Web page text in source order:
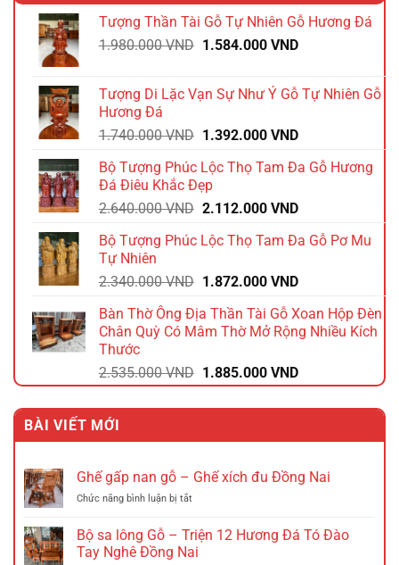
Tượng Thần Tài Gỗ Tự Nhiên Gỗ Hương Đá
1.980.000VND Giá
1.980.000 VND.
1.584.000 VNDGiá
là:
Tượng Di Lặc Vạn Sự Như Ý Gỗ Tự Nhiên Gỗ
Hương Đá
1.740.000VND Giá
là:
1.740.000 VND.
1.392.000 VNDGiá
tại
1.392.000 VND.
Bộ Tượng Phúc Lộc Thọ Tam Đa Gỗ Hương
Đá Điêu Khắc Đẹp
2.640.000VND Giá
là:
2.112.000 VNDGiá
tại
2.112.000 VND.
Bộ Tượng Phúc Lộc Thọ Tam Đa Gỗ Pơ Mu
Tự Nhiên
2.340.000VND Giá
là:
2.340.000 VND.
1.872.000 VNDGiá
tại
là:
Bàn Thờ Ông Địa Thần Tài Gỗ Xoan Hộp Đèn
Chân Quỳ Có Mâm Thờ Mở Rộng Nhiều Kích
Thước
2.535.000VND Giá
gốc
là:
1.885.000 VNDGiá
hiện
tại
1.885.000 VND.
BÀI VIẾT MỚI
Ghế gấp nan gỗ – Ghế xích đu Đồng Nai
Chức năng bình luận bị tắtở
gấp
nan
gỗ
Bộ sa lông Gỗ – Triện 12 Hương Đá Tó Đào
Tay Nghê Đồng Nai